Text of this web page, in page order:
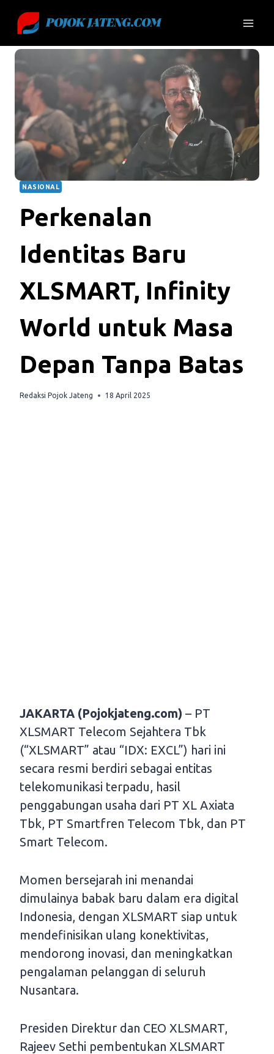
content
NASIONAL
Perkenalan
Identitas Baru
XLSMART, Infinity
World untuk Masa
Depan Tanpa Batas
Redaksi Pojok Jateng 18 April 2025
JAKARTA (Pojokjateng.com) – PT
XLSMART Telecom Sejahtera Tbk
(“XLSMART” atau “IDX: EXCL”) hari ini
secara resmi berdiri sebagai entitas
telekomunikasi terpadu, hasil
penggabungan usaha dari PT XL Axiata
Tbk, PT Smartfren Telecom Tbk, dan PT
Smart Telecom.
Momen bersejarah ini menandai
dimulainya babak baru dalam era digital
Indonesia, dengan XLSMART siap untuk
mendefinisikan ulang konektivitas,
mendorong inovasi, dan meningkatkan
pengalaman pelanggan di seluruh
Nusantara.
Presiden Direktur dan CEO XLSMART,
Rajeev Sethi pembentukan XLSMART